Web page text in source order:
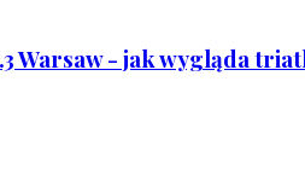
Warsaw - jak wygląda